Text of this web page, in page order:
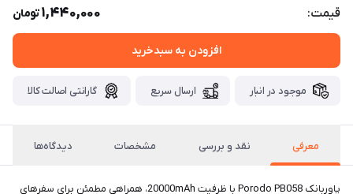
قیمت: 1,440,000تومان
افزودن به سبدخرید
موجود در انبار ارسال سریع گارانتی اصالت کالا
معرفی نقد و بررسی مشخصات دیدگاه‌ها
پاوربانک Porodo PB058 با ظرفیت 20000mAh، همراهی مطمئن برای سفرهای